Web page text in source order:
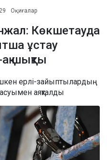
Оқиғалар
Көкшетауда
ұстау
шықты
ерлі-зайыптылардың
аяқталды